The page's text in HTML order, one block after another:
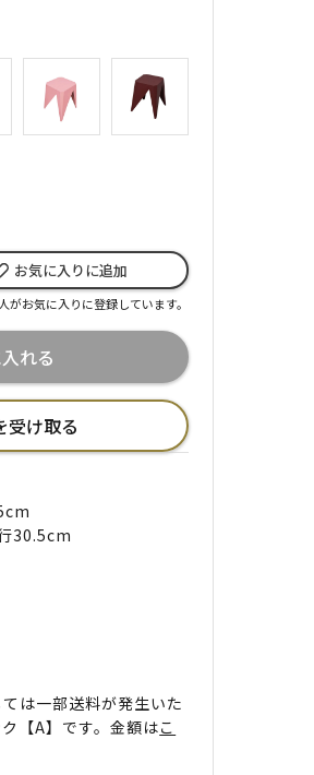
お気に入りに追加
がお気に入りに登録しています。
れる
受け取る
30.5cm
は一部送料が発生いた
【A】です。金額はこ